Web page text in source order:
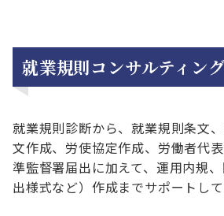
就業規則コンサルティン
就業規則診断から、就業規則条文
文作成、労使協定作成、労働者代
準監督署届出に加えて、運用内規
出様式など）作成までサポートして